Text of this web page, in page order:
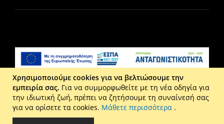
Liberta Ε.Π.Ε. - Τ: 2610 201 800 - Ε: eshop@maison.gr -
Γ.Ε.ΜΗ : 036110316000
Copyright © 2026 Maison. All rights reserved.
Χρησιμοποιούμε cookies για να βελτιώσουμε την
εμπειρία σας. Για να συμμορφωθείτε με τη νέα οδηγία για
την ιδιωτική ζωή, πρέπει να ζητήσουμε τη συναίνεσή σας
για να ορίσετε τα cookies. Μάθετε περισσότερα .